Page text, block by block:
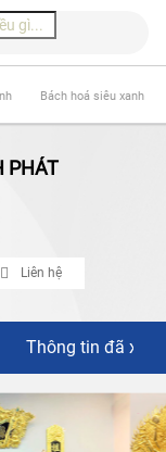
Bách hoá siêu xanh
PHÁT
Liên hệ
Thông tin đã xác